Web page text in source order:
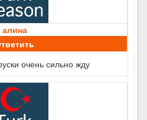
алина
очень сильно жду